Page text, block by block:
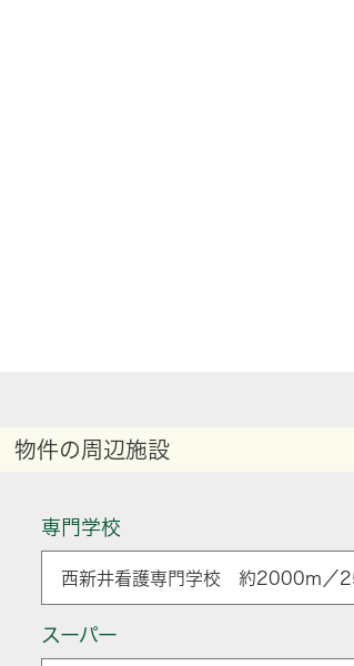
物件の周辺施設
専門学校
西新井看護専門学校 約2000m／
スーパー